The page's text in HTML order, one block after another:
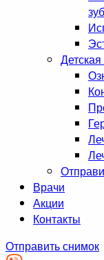
Врачи
Акции
Контакты
Отправить снимок